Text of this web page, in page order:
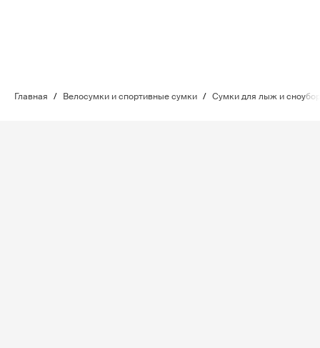
Главная / Велосумки и спортивные сумки / Сумки для лыж и